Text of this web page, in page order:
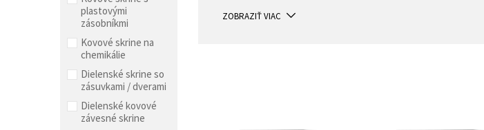
plastovými
zásobníkmi
Kovové skrine na
chemikálie
Dielenské skrine so
zásuvkami / dverami
Dielenské kovové
závesné skrine
ZOBRAZIŤ VIAC